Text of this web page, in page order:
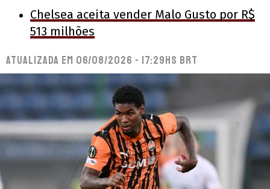
Chelsea aceita vender Malo Gusto por R$
513 milhões
Atualizada em 06/08/2026 - 17:29hs BRT